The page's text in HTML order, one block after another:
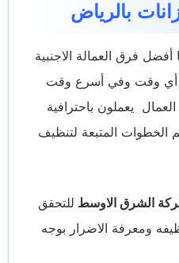
بالرياض
فرق العمالة الاجنبية
أي وقت وفي أسرع وقت
يعملون باحترافية
الخطوات المتبعة لتنظيف
الشرق الاوسط للتحقق
ومعرفة الاضرار بوجه